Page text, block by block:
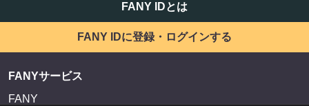
FANY IDとは
FANY IDに登録・ログインする
FANYサービス
FANY